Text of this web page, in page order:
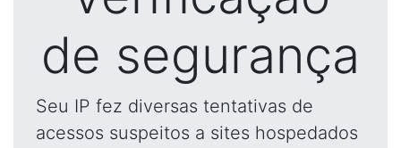
de segurança
Seu IP fez diversas tentativas de
acessos suspeitos a sites hospedados